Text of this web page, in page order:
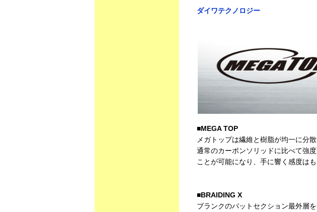
ダイワテクノロジー
■MEGA TOP
メガトップは繊維と樹脂が均一に分
通常のカーボンソリッドに比べて強
ことが可能になり、手に響く感度は
■BRAIDING X
ブランクのバットセクション最外層